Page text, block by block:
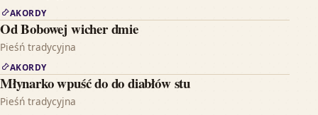
AKORDY
Od Bobowej wicher dmie
Pieśń tradycyjna
AKORDY
Młynarko wpuść do do diabłów stu
Pieśń tradycyjna